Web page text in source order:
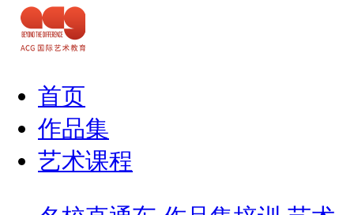
首页
作品集
艺术课程